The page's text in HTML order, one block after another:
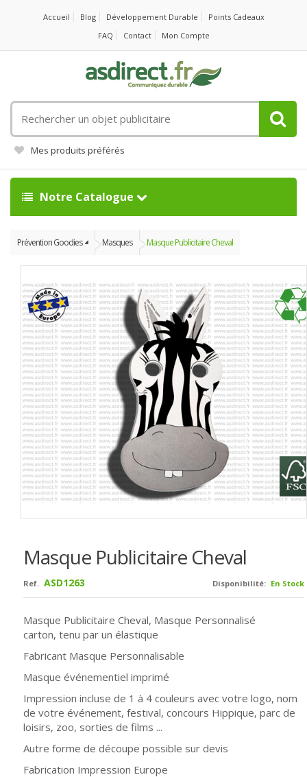
Accueil Blog Développement Durable
Points Cadeaux
FAQ
Contact Mon Compte
un
objet
publicitaire
Mes produits préférés
Notre Catalogue
Prévention Goodies Masques Masque Publicitaire Cheval
Masque Publicitaire Cheval
Disponibilité: En Stock
Ref. ASD1263
Masque Publicitaire Cheval, Masque Personnalisé
carton, tenu par un élastique
Fabricant Masque Personnalisable
Masque événementiel imprimé
Impression incluse de 1 à 4 couleurs avec votre logo, nom
de votre événement, festival, concours Hippique, parc de
loisirs, zoo, sorties de films ...
Autre forme de découpe possible sur devis
Fabrication Impression Europe